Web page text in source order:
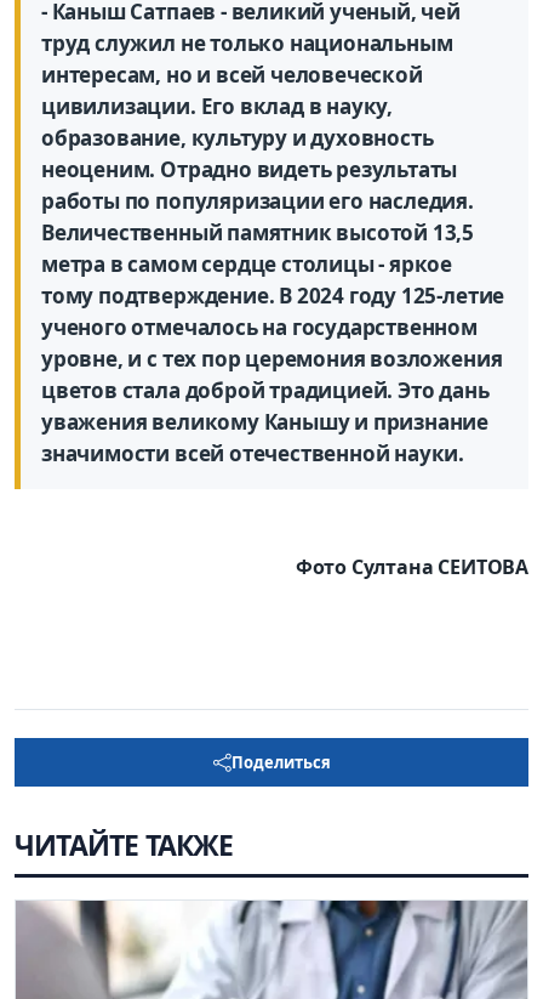
- Каныш Сатпаев - великий ученый, чей
труд служил не только национальным
интересам, но и всей человеческой
цивилизации. Его вклад в науку,
образование, культуру и духовность
неоценим. Отрадно видеть результаты
работы по популяризации его наследия.
Величественный памятник высотой 13,5
метра в самом сердце столицы - яркое
тому подтверждение. В 2024 году 125-летие
ученого отмечалось на государственном
уровне, и с тех пор церемония возложения
цветов стала доброй традицией. Это дань
уважения великому Канышу и признание
значимости всей отечественной науки.
Фото Султана СЕИТОВА
Поделиться
ЧИТАЙТЕ ТАКЖЕ